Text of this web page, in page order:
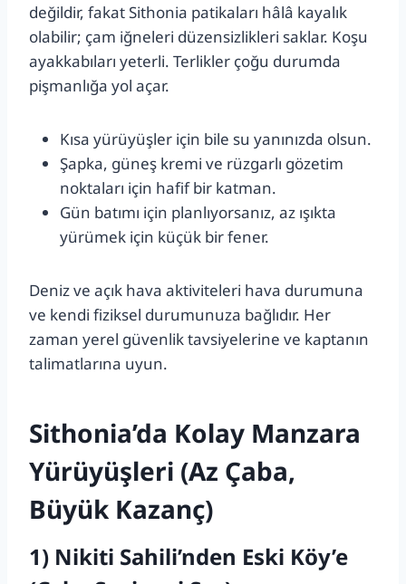
değildir, fakat Sithonia patikaları hâlâ kayalık
olabilir; çam iğneleri düzensizlikleri saklar. Koşu
ayakkabıları yeterli. Terlikler çoğu durumda
pişmanlığa yol açar.
Kısa yürüyüşler için bile su yanınızda olsun.
Şapka, güneş kremi ve rüzgarlı gözetim
noktaları için hafif bir katman.
Gün batımı için planlıyorsanız, az ışıkta
yürümek için küçük bir fener.
Deniz ve açık hava aktiviteleri hava durumuna
ve kendi fiziksel durumunuza bağlıdır. Her
zaman yerel güvenlik tavsiyelerine ve kaptanın
talimatlarına uyun.
Sithonia’da Kolay Manzara
Yürüyüşleri (Az Çaba,
Büyük Kazanç)
1) Nikiti Sahili’nden Eski Köy’e